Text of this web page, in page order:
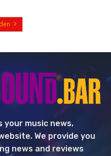
your music news,
We provide you
news and reviews